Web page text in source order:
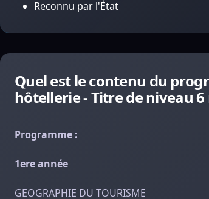
Reconnu par l'État
Quel est le contenu du
hôtellerie - Titre de niveau
Programme :
1ere année
GEOGRAPHIE DU TOURISME